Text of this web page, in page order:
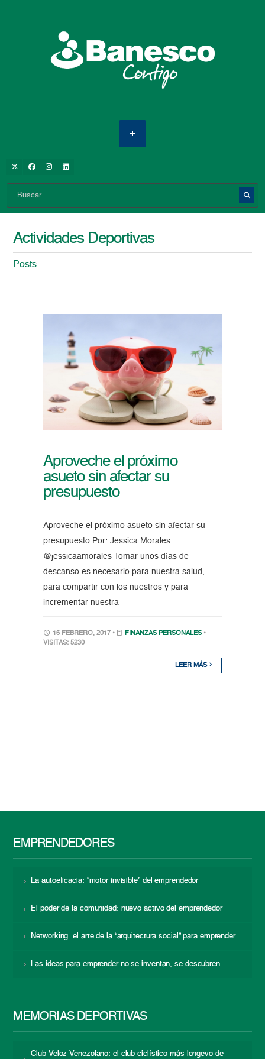
Actividades Deportivas
Posts
Aproveche el próximo
asueto sin afectar su
presupuesto
Aproveche el próximo asueto sin afectar su
presupuesto Por: Jessica Morales
@jessicaamorales Tomar unos días de
descanso es necesario para nuestra salud,
para compartir con los nuestros y para
incrementar nuestra
16 FEBRERO, 2017 • FINANZAS PERSONALES •
VISITAS: 5230
LEER MÁS
EMPRENDEDORES
La autoeficacia: “motor invisible” del emprendedor
El poder de la comunidad: nuevo activo del emprendedor
Networking: el arte de la “arquitectura social” para emprender
Las ideas para emprender no se inventan, se descubren
MEMORIAS DEPORTIVAS
Club Veloz Venezolano: el club ciclístico más longevo de